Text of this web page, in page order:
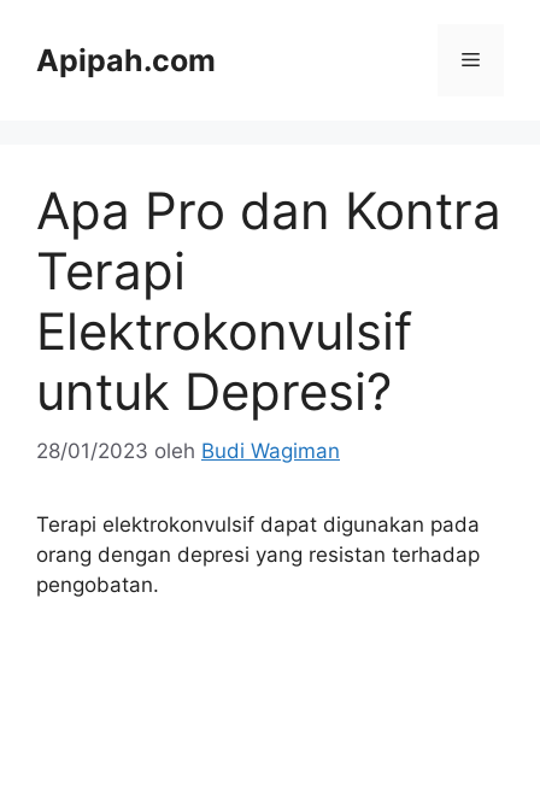
Apipah.com Menu
Apa Pro dan Kontra
Terapi
Elektrokonvulsif
untuk Depresi?
28/01/2023 oleh Budi Wagiman
Terapi elektrokonvulsif dapat digunakan pada
orang dengan depresi yang resistan terhadap
pengobatan.